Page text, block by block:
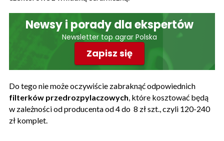
Newsy i porady dla ekspertów
Newsletter top agrar Polska
Zapisz się
Do tego nie może oczywiście zabraknąć odpowiednich
filterków przedrozpylaczowych , które kosztować będą
w zależności od producenta od 4 do 8 zł szt., czyli 120-240
zł komplet.